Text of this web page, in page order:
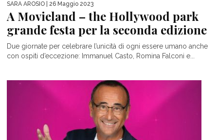
SARA AROSIO | 26 Maggio 2023
A Movieland – the Hollywood park
grande festa per la seconda edizione
Due giornate per celebrare l’unicità di ogni essere umano anche
con ospiti d’eccezione: Immanuel Casto, Romina Falconi e...